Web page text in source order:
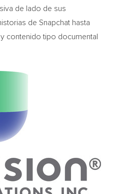
de lado de sus
de Snapchat hasta
contenido tipo documental